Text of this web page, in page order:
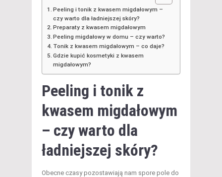
Peeling i tonik z kwasem migdałowym –
czy warto dla ładniejszej skóry?
Preparaty z kwasem migdałowym
Peeling migdałowy w domu – czy warto?
Tonik z kwasem migdałowym – co daje?
Gdzie kupić kosmetyki z kwasem
migdałowym?
Peeling i tonik z
kwasem migdałowym
– czy warto dla
ładniejszej skóry?
Obecne czasy pozostawiają nam spore pole do